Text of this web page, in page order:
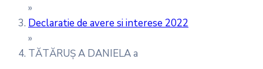
»
Declaratie de avere si interese 2022
»
TĂTĂRUȘ A DANIELA a